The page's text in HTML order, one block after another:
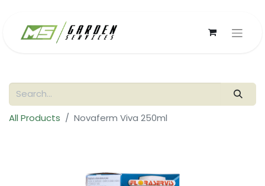
All Products Novaferm Viva 250ml